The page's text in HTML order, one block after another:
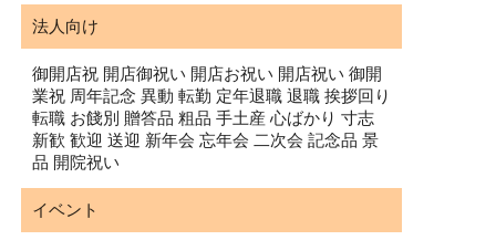
法人向け
御開店祝 開店御祝い 開店お祝い 開店祝い 御開
業祝 周年記念 異動 転勤 定年退職 退職 挨拶回り
転職 お餞別 贈答品 粗品 手土産 心ばかり 寸志
新歓 歓迎 送迎 新年会 忘年会 二次会 記念品 景
品 開院祝い
イベント